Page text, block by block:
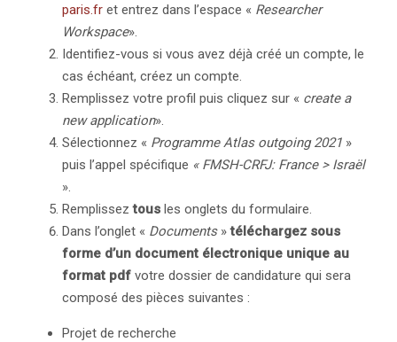
paris.fr et entrez dans l’espace « Researcher
Workspace».
Identifiez-vous si vous avez déjà créé un compte, le
cas échéant, créez un compte.
Remplissez votre profil puis cliquez sur « create a
new application».
Sélectionnez « Programme Atlas outgoing 2021 »
puis l’appel spécifique « FMSH-CRFJ: France > Israël
».
Remplisseztous les onglets du formulaire.
Dans l’onglet « Documents »téléchargez sous
forme d’un document électronique unique au
format pdf votre dossier de candidature qui sera
composé des pièces suivantes :
Projet de recherche